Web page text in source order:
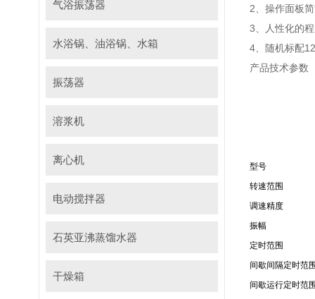
气浴振荡器
水浴锅、油浴锅、水箱
振荡器
溶浆机
离心机
电动搅拌器
石英亚沸蒸馏水器
干燥箱
2、操作面板
3、人性化的
4、随机标配
产品技术参数
型号
转速范围
调速精度
振幅
定时范围
间歇间隔定时范
间歇运行定时范